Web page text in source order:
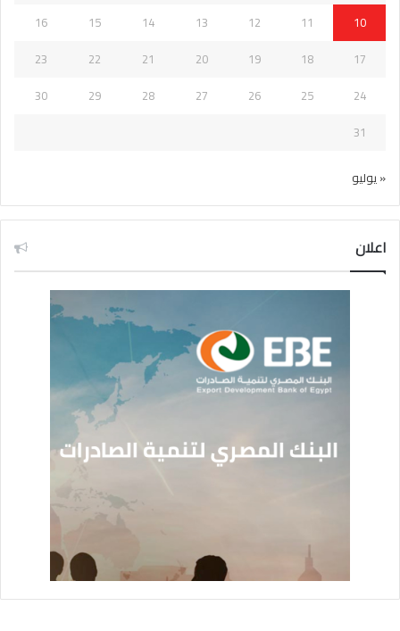
10
11
12
13
14
15
16
17
18
19
20
21
22
23
24
25
26
27
28
29
30
31
« يوليو
اعلان